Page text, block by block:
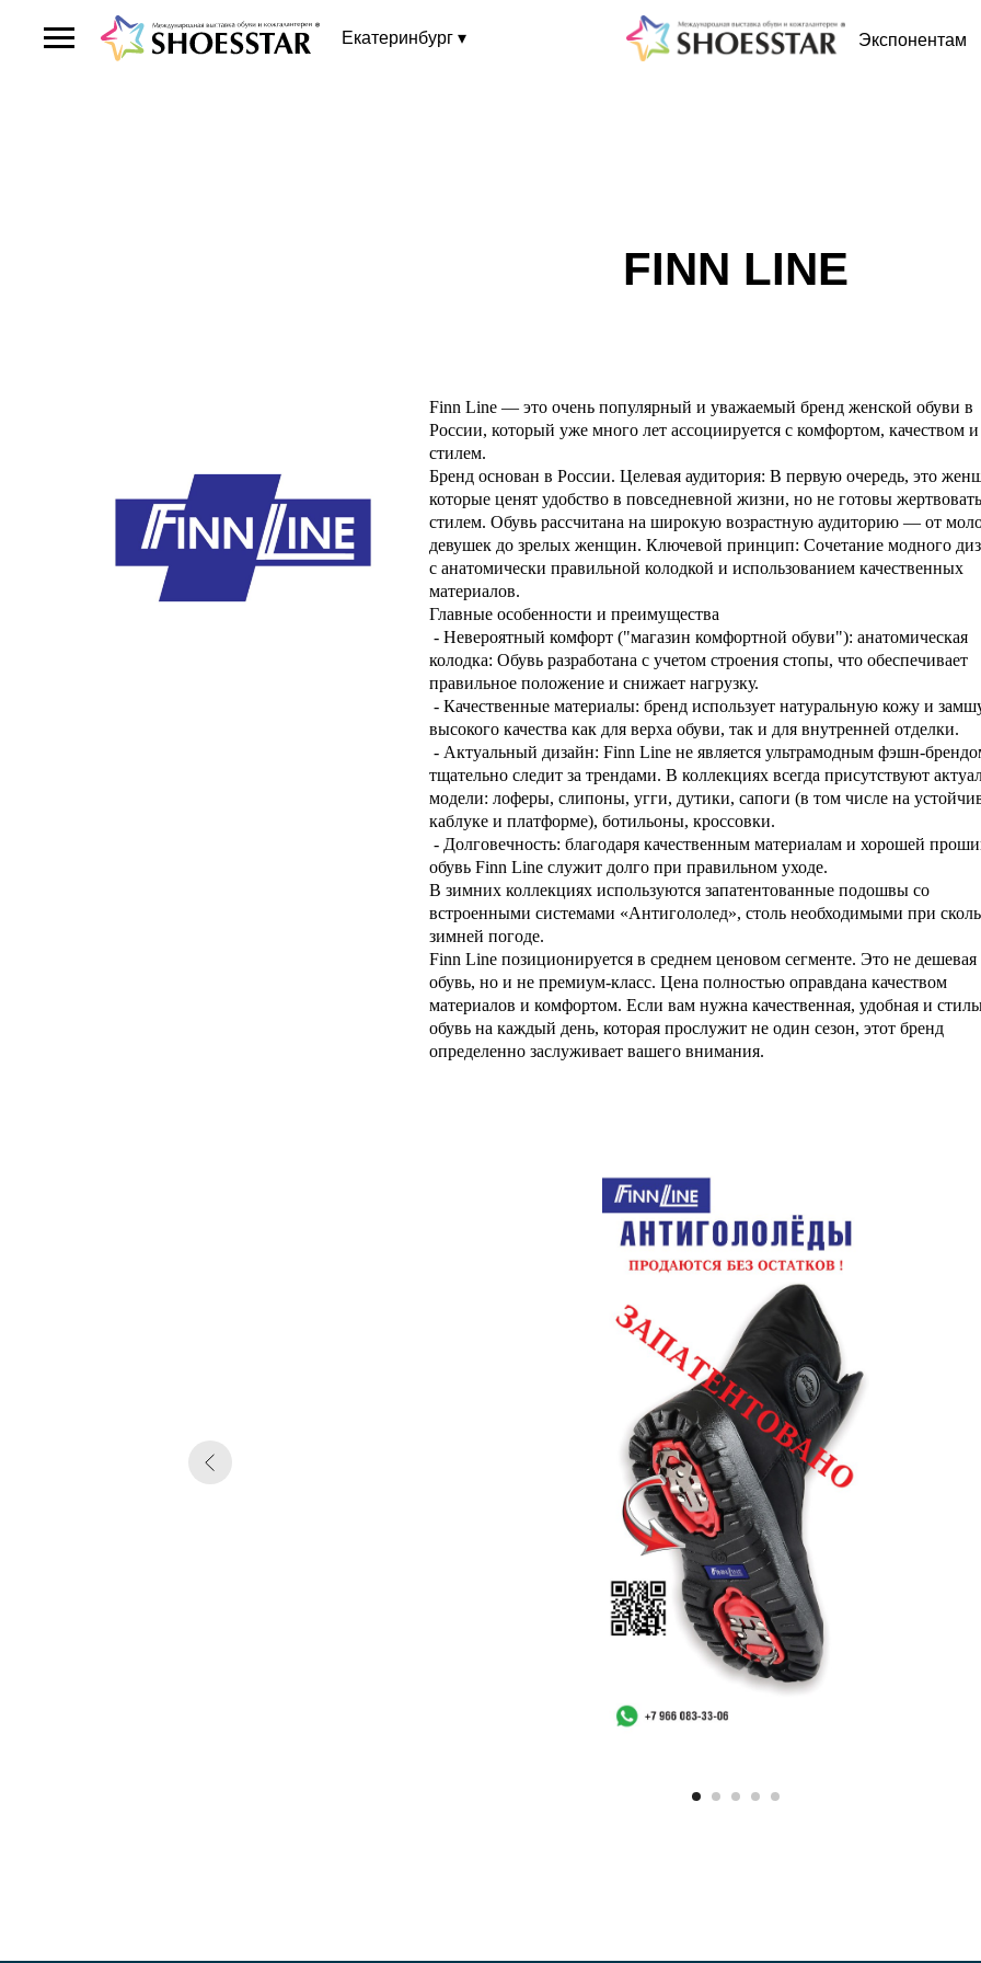
Екатеринбург ▾ Экспонентам
FINN LINE
Finn Line — это очень популярный и уважаемый бренд женской обуви в
России, который уже много лет ассоциируется с комфортом, качеством и
стилем.
Бренд основан в России. Целевая аудитория: В первую очередь, это
которые ценят удобство в повседневной жизни, но не готовы жертвовать
стилем. Обувь рассчитана на широкую возрастную аудиторию — от
девушек до зрелых женщин. Ключевой принцип: Сочетание модного
с анатомически правильной колодкой и использованием качественных
материалов.
Главные особенности и преимущества
- Невероятный комфорт ("магазин комфортной обуви"): анатомическая
колодка: Обувь разработана с учетом строения стопы, что обеспечивает
правильное положение и снижает нагрузку.
- Качественные материалы: бренд использует натуральную кожу и
высокого качества как для верха обуви, так и для внутренней отделки.
- Актуальный дизайн: Finn Line не является ультрамодным фэшн-
тщательно следит за трендами. В коллекциях всегда присутствуют
модели: лоферы, слипоны, угги, дутики, сапоги (в том числе на
каблуке и платформе), ботильоны, кроссовки.
- Долговечность: благодаря качественным материалам и хорошей
обувь Finn Line служит долго при правильном уходе.
В зимних коллекциях используются запатентованные подошвы со
встроенными системами «Антигололед», столь необходимыми при
зимней погоде.
Finn Line позиционируется в среднем ценовом сегменте. Это не дешевая
обувь, но и не премиум-класс. Цена полностью оправдана качеством
материалов и комфортом. Если вам нужна качественная, удобная и
обувь на каждый день, которая прослужит не один сезон, этот бренд
определенно заслуживает вашего внимания.